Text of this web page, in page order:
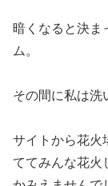
暗くなると決ま
ム。
その間に私は洗
サイトから花火
ててみんな花火